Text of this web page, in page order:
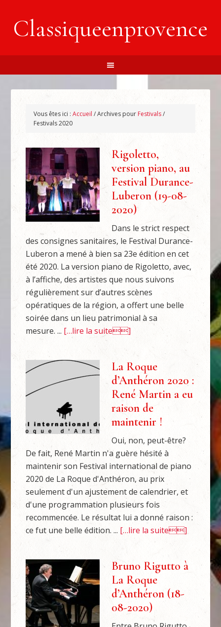
Classiqueenprovence
Vous êtes ici :Accueil /Archives pour Festivals/
Festivals 2020
Rigoletto,
version piano, au
Festival Durance-
Luberon (19-08-
2020)
Dans le strict respect
des consignes sanitaires, le Festival Durance-
Luberon a mené à bien sa 23e édition en cet
été 2020. La version piano de Rigoletto, avec,
à l’affiche, des artistes que nous suivons
régulièrement sur d’autres scènes
opératiques de la région, a offert une belle
soirée dans un lieu patrimonial à sa
mesure. ... […lire la suite]
La Roque
d’Anthéron 2020 :
René Martin a eu
raison de
maintenir !
Oui, non, peut-être?
De fait, René Martin n'a guère hésité à
maintenir son Festival international de piano
2020 de La Roque d'Anthéron, au prix
seulement d'un ajustement de calendrier, et
d'une programmation plusieurs fois
recommencée. Le résultat lui a donné raison :
ce fut une belle édition. ... […lire la suite]
Bruno Rigutto à
La Roque
d’Anthéron (18-
08-2020)